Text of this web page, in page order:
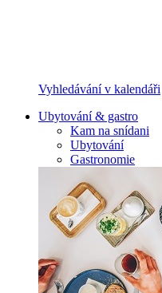
Vyhledávání v kalendáři
Ubytování & gastro
Kam na snídani
Ubytování
Gastronomie